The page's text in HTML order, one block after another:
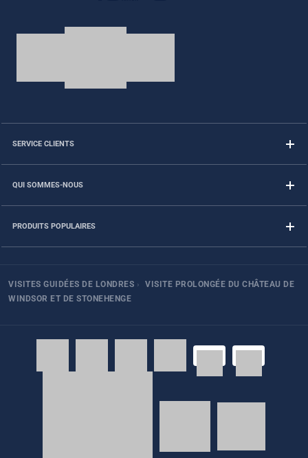
SERVICE CLIENTS
QUI SOMMES-NOUS
PRODUITS POPULAIRES
VISITES GUIDÉES DE LONDRES ›
VISITE PROLONGÉE DU CHÂTEAU DE
WINDSOR ET DE STONEHENGE